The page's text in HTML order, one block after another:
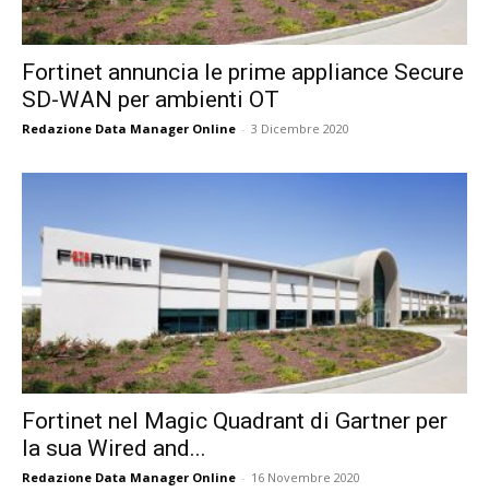
Fortinet annuncia le prime appliance Secure
SD-WAN per ambienti OT
Redazione Data Manager Online - 3 Dicembre 2020
Fortinet nel Magic Quadrant di Gartner per
la sua Wired and...
Redazione Data Manager Online - 16 Novembre 2020